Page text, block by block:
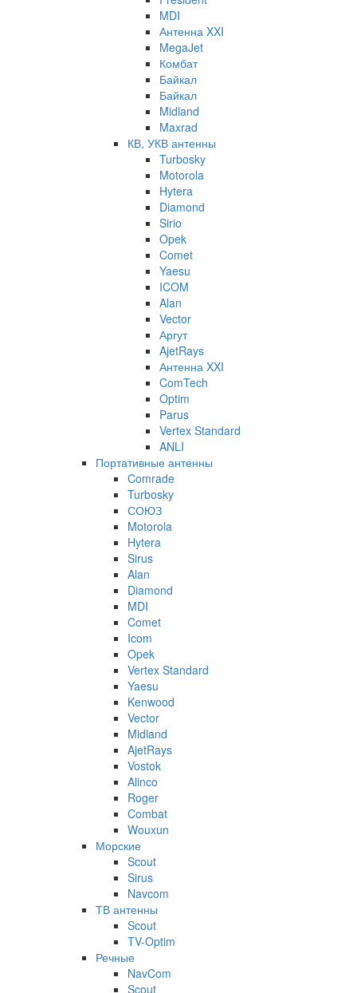
MDI
Антенна XXI
MegaJet
Комбат
Байкал
Байкал
Midland
Maxrad
КВ, УКВ антенны
Turbosky
Motorola
Hytera
Diamond
Sirio
Opek
Comet
Yaesu
ICOM
Alan
Vector
Аргут
AjetRays
Антенна XXI
ComTech
Optim
Parus
Vertex Standard
ANLI
Портативные антенны
Comrade
Turbosky
СОЮЗ
Motorola
Hytera
Sirus
Alan
Diamond
MDI
Comet
Icom
Opek
Vertex Standard
Yaesu
Kenwood
Vector
Midland
AjetRays
Vostok
Alinco
Roger
Combat
Wouxun
Морские
Scout
Sirus
Navcom
ТВ антенны
Scout
TV-Optim
Речные
NavCom
Scout